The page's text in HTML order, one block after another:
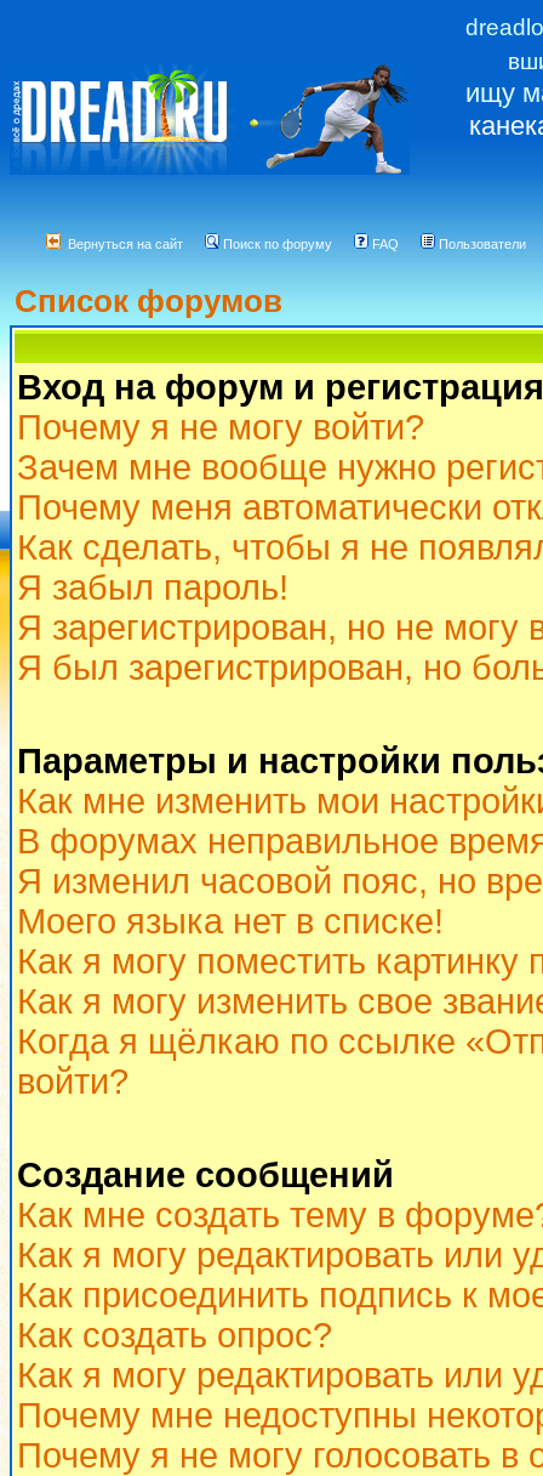
ищу
Вернуться на сайт Поиск по форуму FAQ Пользователи
Список форумов
Вход на форум и регистрация
Почему я не могу войти?
Зачем мне вообще нужно
Почему меня автоматически
Как сделать, чтобы я не
Я забыл пароль!
Я зарегистрирован, но не могу
Я был зарегистрирован, но
Параметры и настройки
Как мне изменить мои
В форумах неправильное
Я изменил часовой пояс, но
Моего языка нет в списке!
Как я могу поместить
Как я могу изменить свое
Когда я щёлкаю по ссылке
войти?
Создание сообщений
Как мне создать тему в
Как я могу редактировать или
Как присоединить подпись к
Как создать опрос?
Как я могу редактировать или
Почему мне недоступны
Почему я не могу голосовать в